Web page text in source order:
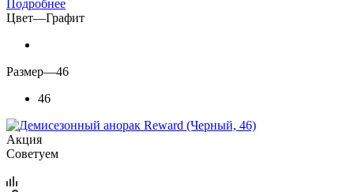
Подробнее
Цвет—Графит
Размер—46
46
Акция
Советуем